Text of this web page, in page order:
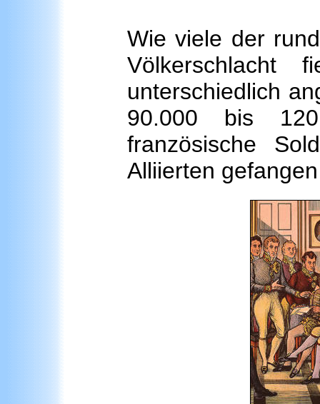
Wie viele der
Völkerschlacht
unterschiedlich
90.000 bis
französische
Alliierten